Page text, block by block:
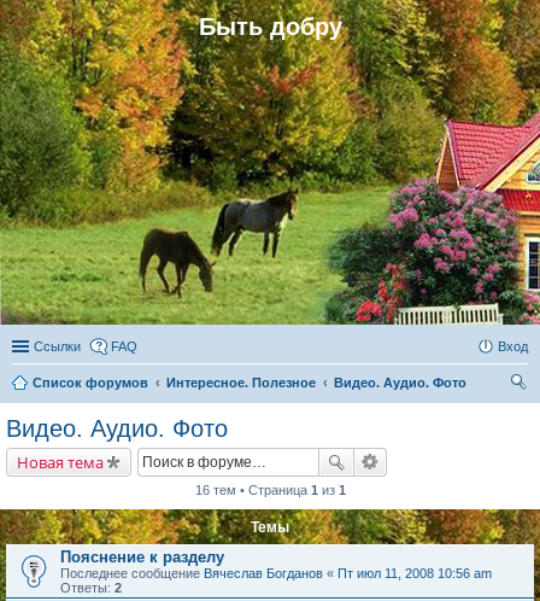
Быть добру
Ссылки FAQ Вход
Список форумов Интересное. Полезное
Видео. Аудио. Фото
Видео. Аудио. Фото
Новая тема
16 тем • Страница 1 из 1
Темы
Пояснение к разделу
Последнее сообщение Вячеслав Богданов « Пт июл 11, 2008 10:56 am
Ответы: 2